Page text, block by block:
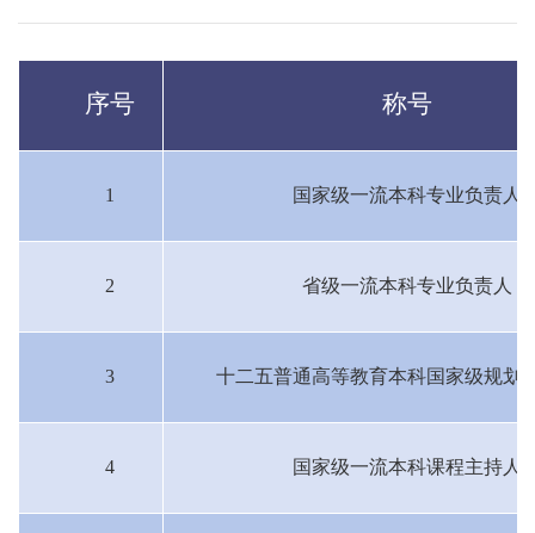
序号 称号
1 国家级一流本科专业负责人
2 省级一流本科专业负责人
3 十二五普通高等教育本科国家级规划
4 国家级一流本科课程主持人